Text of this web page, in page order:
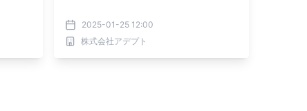
2025-01-25 12:00
株式会社アデプト